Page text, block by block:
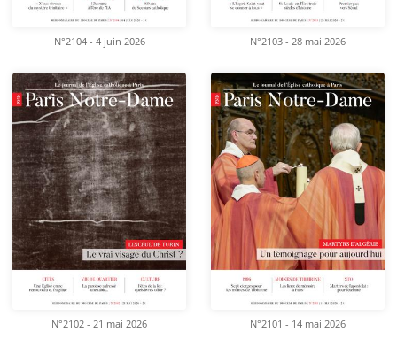
N°2104 - 4 juin 2026 N°2103 - 28 mai 2026
N°2102 - 21 mai 2026 N°2101 - 14 mai 2026